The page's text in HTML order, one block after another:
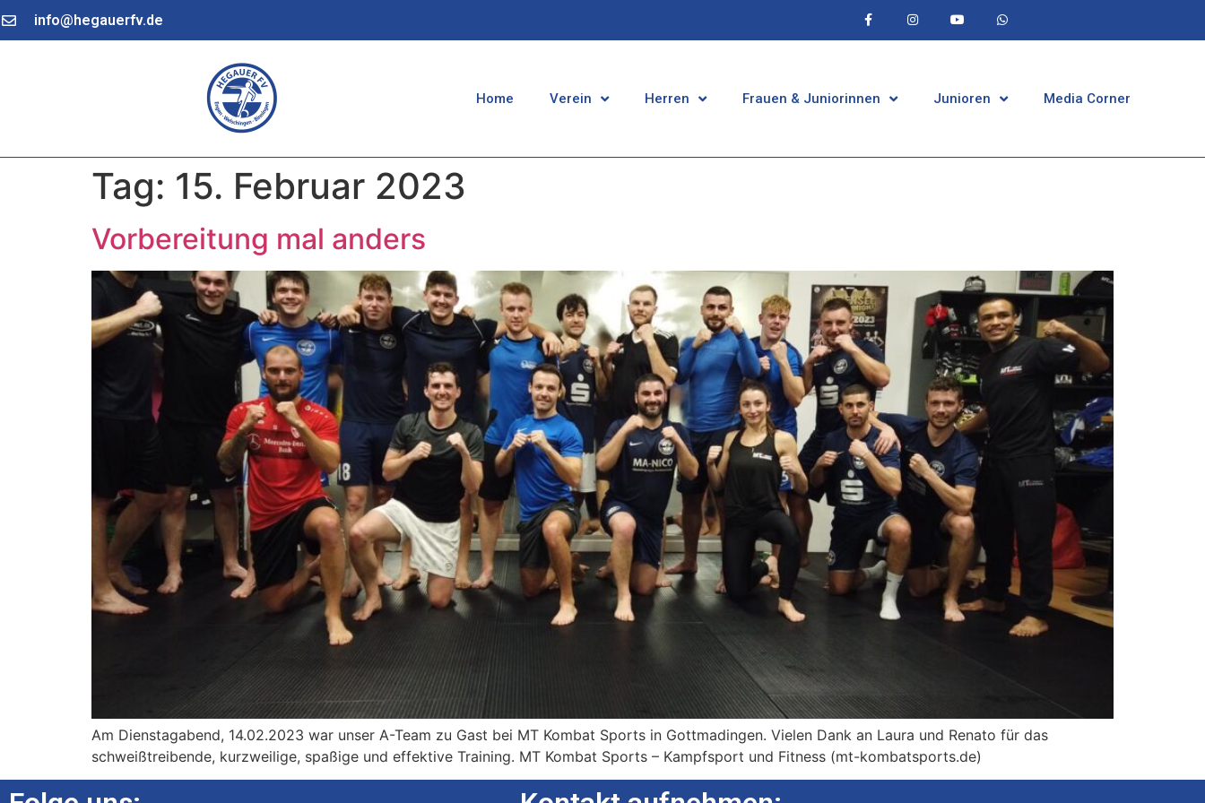
info@hegauerfv.de
Home Verein Herren Frauen & Juniorinnen Junioren Media Corner
Tag: 15. Februar 2023
Vorbereitung mal anders
Am Dienstagabend, 14.02.2023 war unser A-Team zu Gast bei MT Kombat Sports in Gottmadingen. Vielen Dank an Laura und Renato für das
schweißtreibende, kurzweilige, spaßige und effektive Training. MT Kombat Sports – Kampfsport und Fitness (mt-kombatsports.de)